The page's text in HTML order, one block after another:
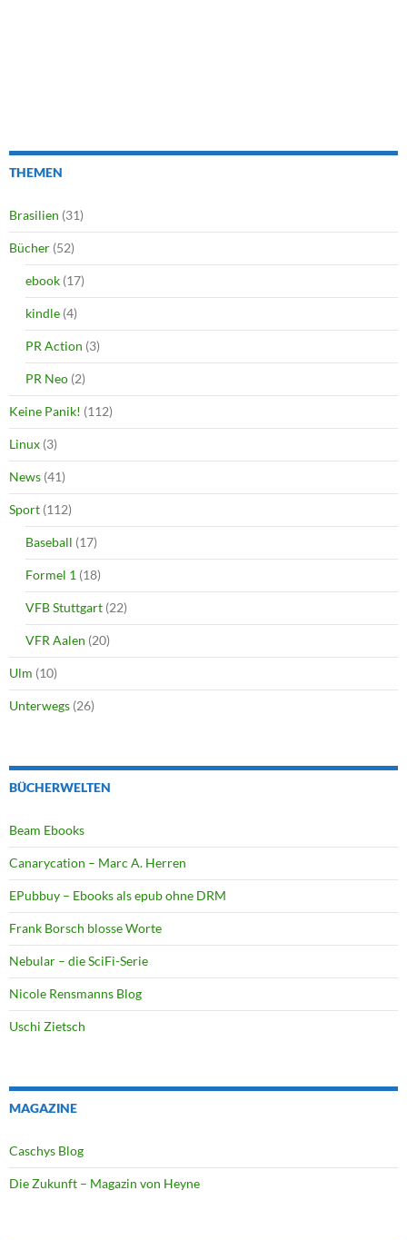
THEMEN
Brasilien (31)
Bücher (52)
ebook (17)
kindle (4)
PR Action (3)
PR Neo (2)
Keine Panik! (112)
Linux (3)
News (41)
Sport (112)
Baseball (17)
Formel 1 (18)
VFB Stuttgart (22)
VFR Aalen (20)
Ulm (10)
Unterwegs (26)
BÜCHERWELTEN
Beam Ebooks
Canarycation – Marc A. Herren
EPubbuy – Ebooks als epub ohne DRM
Frank Borsch blosse Worte
Nebular – die SciFi-Serie
Nicole Rensmanns Blog
Uschi Zietsch
MAGAZINE
Caschys Blog
Die Zukunft – Magazin von Heyne